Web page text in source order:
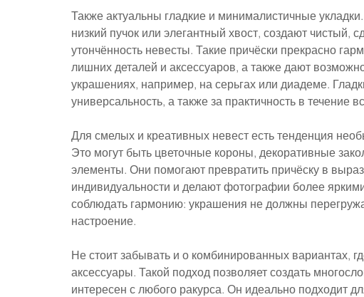
Также актуальны гладкие и минималистичные
низкий пучок или элегантный хвост, создают чистый,
утончённость невесты. Такие причёски прекрасно
лишних деталей и аксессуаров, а также дают
украшениях, например, на серьгах или диадеме.
универсальность, а также за практичность в течение
Для смелых и креативных невест есть тенденция
Это могут быть цветочные короны, декоративные
элементы. Они помогают превратить причёску в
индивидуальности и делают фотографии более
соблюдать гармонию: украшения не должны
настроение.
Не стоит забывать и о комбинированных вариантах,
аксессуары. Такой подход позволяет создать
интересен с любого ракурса. Он идеально подходит